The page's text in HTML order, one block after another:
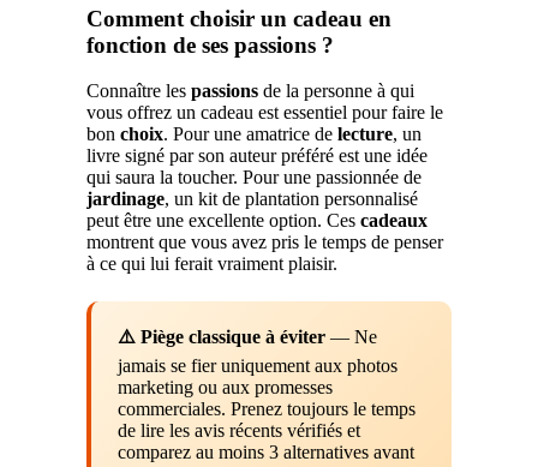
Comment choisir un cadeau en
fonction de ses passions ?
Connaître les passions de la personne à qui
vous offrez un cadeau est essentiel pour faire le
bon choix. Pour une amatrice de lecture, un
livre signé par son auteur préféré est une idée
qui saura la toucher. Pour une passionnée de
jardinage, un kit de plantation personnalisé
peut être une excellente option. Ces cadeaux
montrent que vous avez pris le temps de penser
à ce qui lui ferait vraiment plaisir.
⚠️ Piège classique à éviter — Ne
jamais se fier uniquement aux photos
marketing ou aux promesses
commerciales. Prenez toujours le temps
de lire les avis récents vérifiés et
comparez au moins 3 alternatives avant